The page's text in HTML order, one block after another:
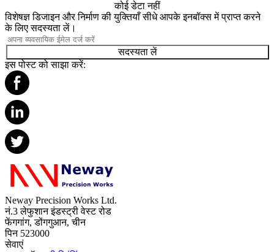
कोई डेटा नहीं
विशेषज्ञ डिजाइन और निर्माण की युक्तियाँ सीधे आपके इनबॉक्स में प्राप्त करने
के लिए सदस्यता लें।
सदस्यता लें
इस पोस्ट को साझा करें:
Neway Precision Works Ltd.
नं.3 लेफुशान इंडस्ट्री वेस्ट रोड
फेंगगांग, डोंगगुआन, चीन
पिन 523000
सेवाएं